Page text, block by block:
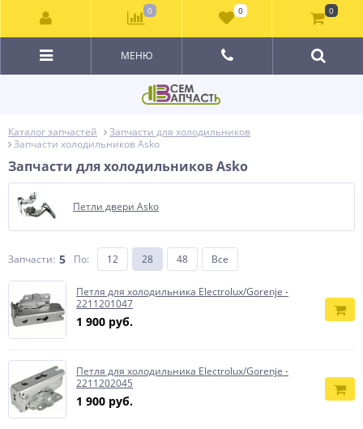
МЕНЮ
Каталог запчастей
Запчасти для холодильников
Запчасти холодильников Asko
Запчасти для холодильников Asko
Петли двери Asko
Запчасти: 5 По: 12 28 48 Все
Петля для холодильника Electrolux/Gorenje -
2211201047
1 900 руб.
Петля для холодильника Electrolux/Gorenje -
2211202045
1 900 руб.
0 0 0